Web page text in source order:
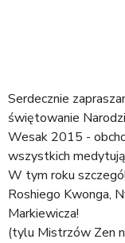
Serdecznie
świętowanie
Wesak 2015 -
wszystkich
W tym roku
Roshiego Kwonga,
Markiewicza!
(tylu Mistrzów Zen